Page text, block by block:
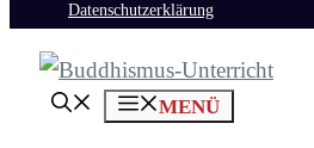
Datenschutzerklärung
MENÜ